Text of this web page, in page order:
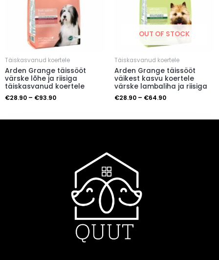
Täiskasvanud koertele
Arden Grange täissööt
värske lõhe ja riisiga
täiskasvanud koertele
€28.90 – €93.90
OUT OF STOCK
Täiskasvanud koertele
Arden Grange täissööt
väikest kasvu koertele
värske lambaliha ja riisiga
€28.90 – €64.90